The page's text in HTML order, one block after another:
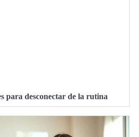
para desconectar de la rutina